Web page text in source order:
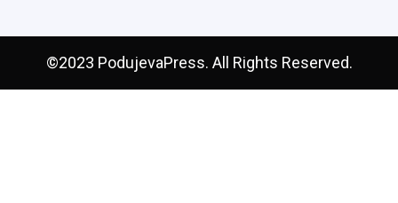
©2023 PodujevaPress. All Rights Reserved.